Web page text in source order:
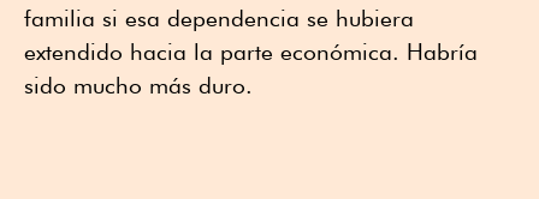
familia si esa dependencia se hubiera
extendido hacia la parte económica. Habría
sido mucho más duro.